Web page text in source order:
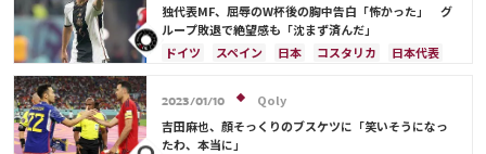
独代表MF、屈辱のW杯後の胸中告白「怖かった」 グ
ループ敗退で絶望感も「沈まず済んだ」
ドイツ
スペイン 日本 コスタリカ 日本代表
2023/01/10
Qoly
吉田麻也、顔そっくりのブスケツに「笑いそうになっ
たわ、本当に」